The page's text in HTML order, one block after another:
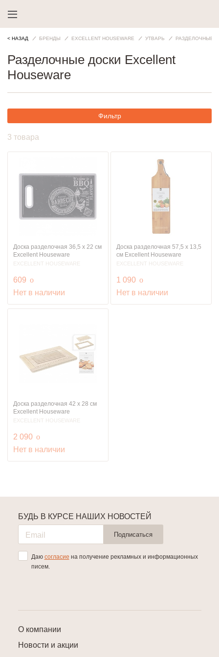
< НАЗАД БРЕНДЫ EXCELLENT HOUSEWARE УТВАРЬ РАЗДЕЛОЧНЫЕ
Разделочные доски Excellent
Houseware
Фильтр
3 товара
Доска разделочная 36,5 x 22 см
Excellent Houseware
EXCELLENT HOUSEWARE
609 руб.
o
Нет в наличии
Доска разделочная 57,5 х 13,5
см Excellent Houseware
EXCELLENT HOUSEWARE
1 090 руб.
o
Нет в наличии
Доска разделочная 42 x 28 см
Excellent Houseware
EXCELLENT HOUSEWARE
2 090 руб.
o
Нет в наличии
О компании
Новости и акции
БУДЬ В КУРСЕ НАШИХ НОВОСТЕЙ
Подписаться
Даю согласие на получение рекламных и информационных
писем.